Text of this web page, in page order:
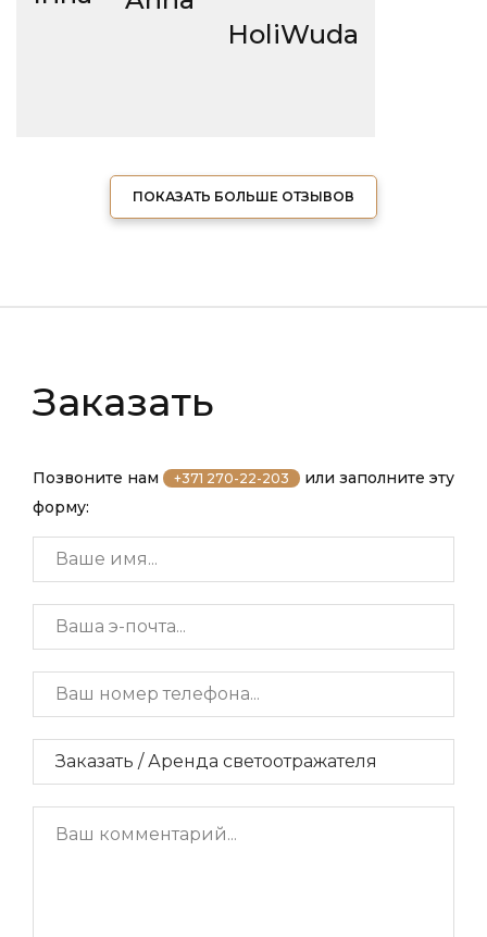
HoliWuda
ПОКАЗАТЬ БОЛЬШЕ ОТЗЫВОВ
Заказать
Позвоните нам +371 270-22-203
или заполните эту
форму: